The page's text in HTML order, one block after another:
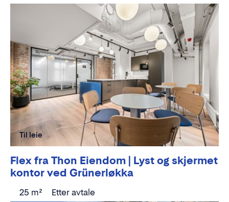
Flex fra Thon Eiendom | Lyst og skjermet
kontor ved Grünerløkka
25 m² Etter avtale
Til leie